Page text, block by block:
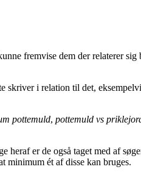
fremvise dem der relaterer
skriver i relation til det,
pottemuld, pottemuld vs
heraf er de også taget med af
minimum ét af disse kan bruges.